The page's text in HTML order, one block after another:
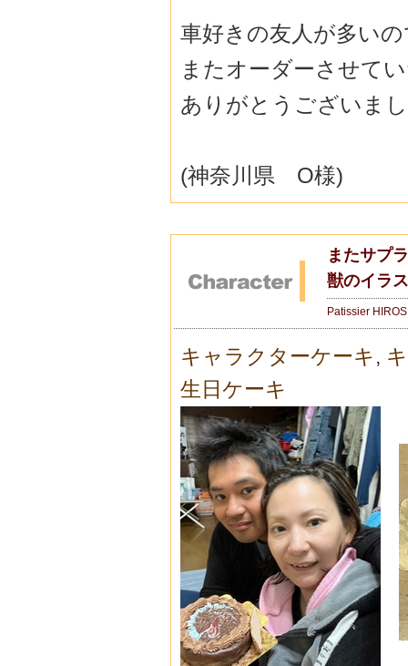
車好きの友人が多い
またオーダーさせて
ありがとうございま
(神奈川県 O様)
またサプ
獣のイラ
Patissier
キャラクターケーキ ,
生日ケーキ